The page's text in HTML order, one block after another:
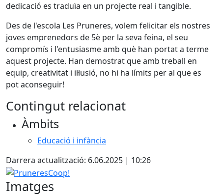
dedicació es traduïa en un projecte real i tangible.
Des de l'escola Les Pruneres, volem felicitar els nostres
joves emprenedors de 5è per la seva feina, el seu
compromís i l'entusiasme amb què han portat a terme
aquest projecte. Han demostrat que amb treball en
equip, creativitat i il·lusió, no hi ha límits per al que es
pot aconseguir!
Contingut relacionat
Àmbits
Educació i infància
Darrera actualització: 6.06.2025 | 10:26
PruneresCoop!
Imatges